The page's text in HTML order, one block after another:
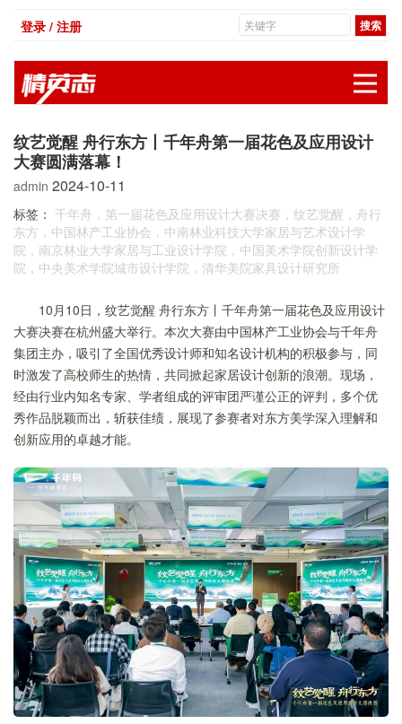
登录 / 注册
纹艺觉醒 舟行东方丨千年舟第一届花色及应用设计
大赛圆满落幕！
admin 2024-10-11
标签： 千年舟，第一届花色及应用设计大赛决赛，纹艺觉醒，舟行
东方，中国林产工业协会，中南林业科技大学家居与艺术设计学
院，南京林业大学家居与工业设计学院，中国美术学院创新设计学
院，中央美术学院城市设计学院，清华美院家具设计研究所
10月10日，纹艺觉醒 舟行东方丨千年舟第一届花色及应用设计
大赛决赛在杭州盛大举行。本次大赛由中国林产工业协会与千年舟
集团主办，吸引了全国优秀设计师和知名设计机构的积极参与，同
时激发了高校师生的热情，共同掀起家居设计创新的浪潮。现场，
经由行业内知名专家、学者组成的评审团严谨公正的评判，多个优
秀作品脱颖而出，斩获佳绩，展现了参赛者对东方美学深入理解和
创新应用的卓越才能。